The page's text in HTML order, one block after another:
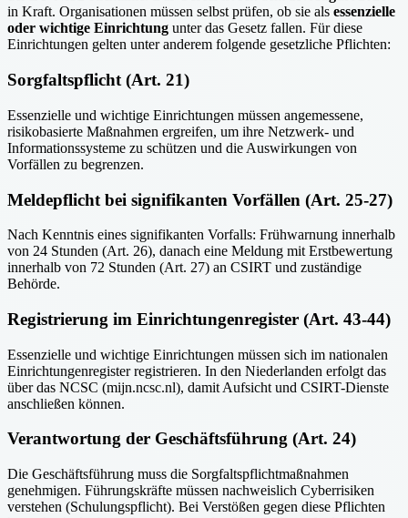
in Kraft. Organisationen müssen selbst prüfen, ob sie als essenzielle
oder wichtige Einrichtung unter das Gesetz fallen. Für diese
Einrichtungen gelten unter anderem folgende gesetzliche Pflichten:
Sorgfaltspflicht (Art. 21)
Essenzielle und wichtige Einrichtungen müssen angemessene,
risikobasierte Maßnahmen ergreifen, um ihre Netzwerk- und
Informationssysteme zu schützen und die Auswirkungen von
Vorfällen zu begrenzen.
Meldepflicht bei signifikanten Vorfällen (Art. 25-27)
Nach Kenntnis eines signifikanten Vorfalls: Frühwarnung innerhalb
von 24 Stunden (Art. 26), danach eine Meldung mit Erstbewertung
innerhalb von 72 Stunden (Art. 27) an CSIRT und zuständige
Behörde.
Registrierung im Einrichtungenregister (Art. 43-44)
Essenzielle und wichtige Einrichtungen müssen sich im nationalen
Einrichtungenregister registrieren. In den Niederlanden erfolgt das
über das NCSC (mijn.ncsc.nl), damit Aufsicht und CSIRT-Dienste
anschließen können.
Verantwortung der Geschäftsführung (Art. 24)
Die Geschäftsführung muss die Sorgfaltspflichtmaßnahmen
genehmigen. Führungskräfte müssen nachweislich Cyberrisiken
verstehen (Schulungspflicht). Bei Verstößen gegen diese Pflichten